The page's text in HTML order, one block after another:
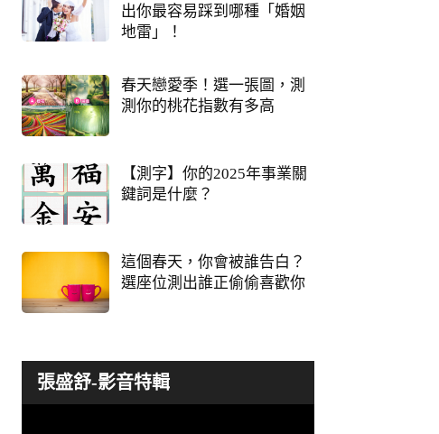
出你最容易踩到哪種「婚姻
地雷」！
春天戀愛季！選一張圖，測
測你的桃花指數有多高
【測字】你的2025年事業關
鍵詞是什麼？
這個春天，你會被誰告白？
選座位測出誰正偷偷喜歡你
張盛舒-影音特輯